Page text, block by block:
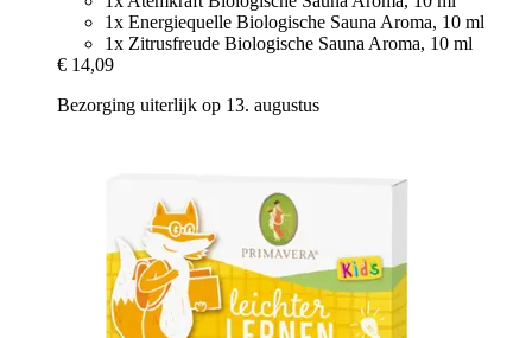
1x Energiequelle Biologische Sauna Aroma, 10 ml
1x Zitrusfreude Biologische Sauna Aroma, 10 ml
€ 14,09
Bezorging uiterlijk op 13. augustus